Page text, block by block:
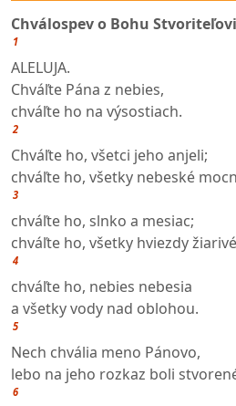
Chválospev o Bohu Stvoriteľovi
1
ALELUJA.
Chváľte Pána z nebies,
chváľte ho na výsostiach.
2
Chváľte ho, všetci jeho anjeli;
chváľte ho, všetky nebeské
3
chváľte ho, slnko a mesiac;
chváľte ho, všetky hviezdy
4
chváľte ho, nebies nebesia
a všetky vody nad oblohou.
5
Nech chvália meno Pánovo,
lebo na jeho rozkaz boli
6